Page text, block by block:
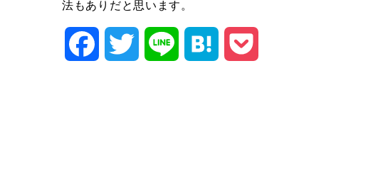
法もありだと思います。
Facebook Twitter Line Hatena